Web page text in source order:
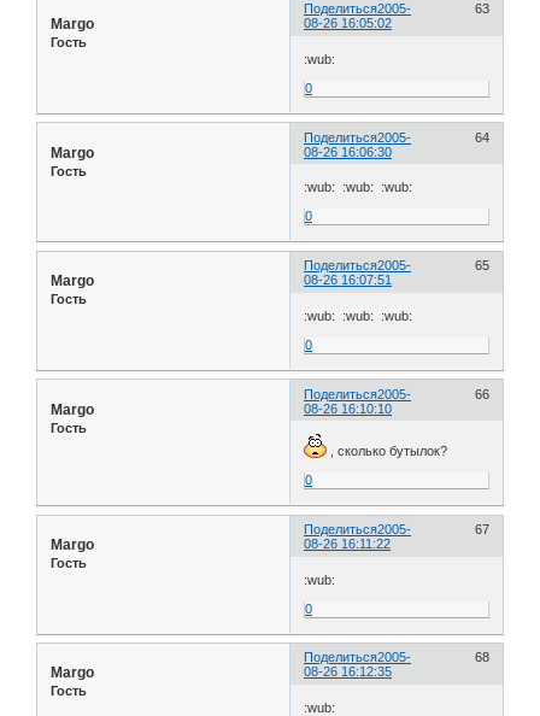
Поделиться 63
2005-
08-26 16:05:02
Margo
Гость
:wub:
0
Поделиться 64
2005-
08-26 16:06:30
Margo
Гость
:wub: :wub: :wub:
0
Поделиться 65
2005-
08-26 16:07:51
Margo
Гость
:wub: :wub: :wub:
0
Поделиться 66
2005-
08-26 16:10:10
Margo
Гость
, сколько бутылок?
0
Поделиться 67
2005-
08-26 16:11:22
Margo
Гость
:wub:
0
Поделиться 68
2005-
08-26 16:12:35
Margo
Гость
:wub: